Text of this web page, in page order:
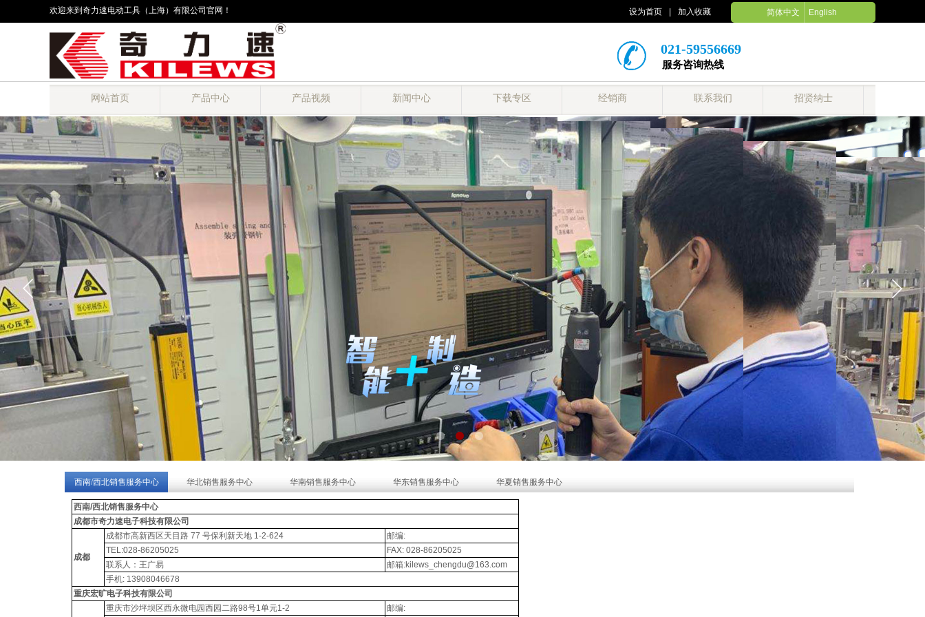
欢迎来到奇力速电动工具（上海）有限公司官网！ 设为首页 加入收藏 简体中文 English
021-59556669
服务咨询热线
网站首页 产品中心 产品视频 新闻中心 下载专区 经销商 联系我们 招贤纳士
西南/西北销售服务中心 华北销售服务中心 华南销售服务中心 华东销售服务中心 华夏销售服务中心
西南/西北销售服务中心
成都市奇力速电子科技有限公司
成都
成都市高新西区天目路 77 号保利新天地 1-2-624
邮编:
TEL:028-86205025
FAX: 028-86205025
联系人：王广易
邮箱:kilews_chengdu@163.com
手机: 13908046678
重庆宏旷电子科技有限公司
重庆市沙坪坝区西永微电园西园二路98号1单元1-2
邮编: